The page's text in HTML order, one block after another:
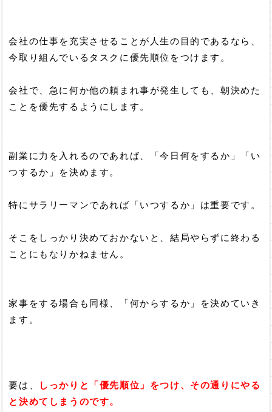
会社の仕事を充実させることが人生の目的であるなら、
今取り組んでいるタスクに優先順位をつけます。
会社で、急に何か他の頼まれ事が発生しても、朝決めた
ことを優先するようにします。
副業に力を入れるのであれば、「今日何をするか」「い
つするか」を決めます。
特にサラリーマンであれば「いつするか」は重要です。
そこをしっかり決めておかないと、結局やらずに終わる
ことにもなりかねません。
家事をする場合も同様、「何からするか」を決めていき
ます。
要は、
しっかりと「優先順位」をつけ、その通りにやる
と決めてしまうのです。